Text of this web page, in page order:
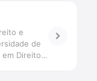
e
de
em Direito